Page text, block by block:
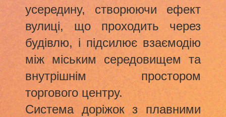
усередину, створюючи ефект
вулиці, що проходить через
будівлю, і підсилює взаємодію
між міським середовищем та
внутрішнім простором
торгового центру.
Система доріжок з плавними